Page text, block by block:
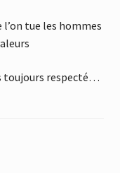
tue les hommes
toujours respecté…